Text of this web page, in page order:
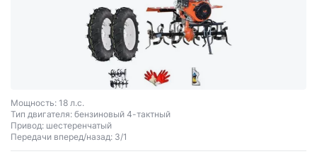
Мощность: 18 л.с.
Тип двигателя: бензиновый 4-тактный
Привод: шестеренчатый
Передачи вперед/назад: 3/1
Размер колес: 6 х 12 см